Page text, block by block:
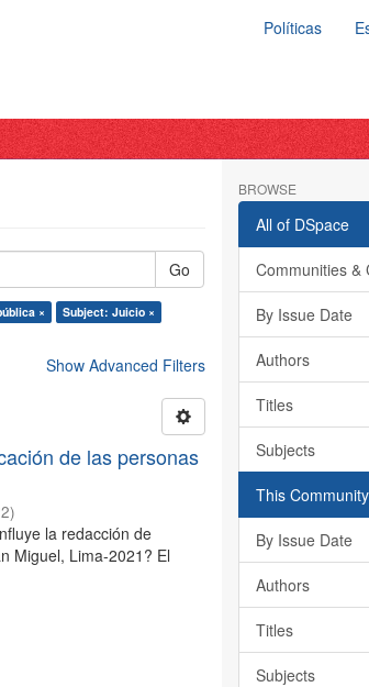
Políticas
Go
×
Subject: Juicio ×
Show Advanced Filters
de las personas
)
la redacción de
Miguel, Lima-2021? El
BROWSE
All of DSpace
Communities &
By Issue Date
Authors
Titles
Subjects
This Community
By Issue Date
Authors
Titles
Subjects